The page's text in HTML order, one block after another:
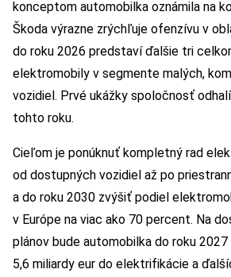
konceptom automobilka oznámila na
Škoda výrazne zrýchľuje ofenzívu v
do roku 2026 predstaví ďalšie tri
elektromobily v segmente malých,
vozidiel. Prvé ukážky spoločnosť
tohto roku.
Cieľom je ponúknuť kompletný rad
od dostupných vozidiel až po
a do roku 2030 zvýšiť podiel
v Európe na viac ako 70 percent. Na
plánov bude automobilka do roku
5,6 miliardy eur do elektrifikácie a